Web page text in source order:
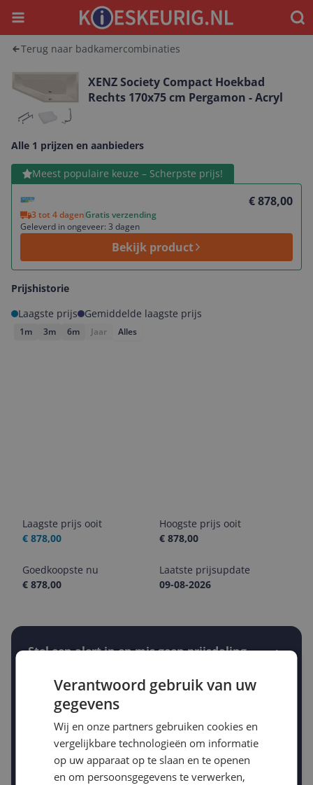
Menu
Terug naar badkamercombinaties
XENZ Society Compact Hoekbad
Rechts 170x75 cm Pergamon - Acryl
Alle 1 prijzen en aanbieders
Meest populaire keuze – Scherpste prijs!
€ 878,00
3 tot 4 dagenGratis verzending
Geleverd in ongeveer: 3 dagen
Bekijk product
Bekijk product
Prijshistorie
Laagste prijs
Gemiddelde laagste prijs
1m 3m 6m Jaar Alles
Laagste prijs ooit
€ 878,00
Hoogste prijs ooit
€ 878,00
Goedkoopste nu
€ 878,00
Laatste prijsupdate
09-08-2026
Stel een alert in en mis geen prijsdaling
Jouw e-mailadres
Gewenste daling of bedrag
-10% -15%
Gewenste prijs
€
Verantwoord gebruik van uw
gegevens
Wij en onze partners gebruiken cookies en
vergelijkbare technologieën om informatie
op uw apparaat op te slaan en te openen
en om persoonsgegevens te verwerken,